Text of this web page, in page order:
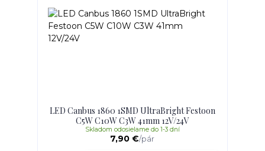
LED Canbus 1860 1SMD UltraBright Festoon
C5W C10W C3W 41mm 12V/24V
7,90 €/pár
Skladom odosielame do 1-3 dní